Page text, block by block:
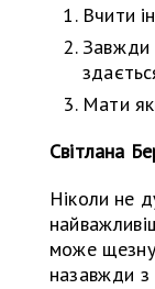
Вчити
Завжди
Мати
Світлана
Ніколи не
може
назавжди